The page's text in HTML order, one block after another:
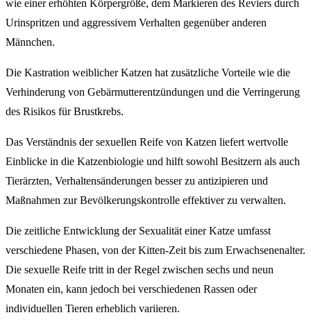
wie einer erhöhten Körpergröße, dem Markieren des Reviers durch
Urinspritzen und aggressivem Verhalten gegenüber anderen
Männchen.
Die Kastration weiblicher Katzen hat zusätzliche Vorteile wie die
Verhinderung von Gebärmutterentzündungen und die Verringerung
des Risikos für Brustkrebs.
Das Verständnis der sexuellen Reife von Katzen liefert wertvolle
Einblicke in die Katzenbiologie und hilft sowohl Besitzern als auch
Tierärzten, Verhaltensänderungen besser zu antizipieren und
Maßnahmen zur Bevölkerungskontrolle effektiver zu verwalten.
Die zeitliche Entwicklung der Sexualität einer Katze umfasst
verschiedene Phasen, von der Kitten-Zeit bis zum Erwachsenenalter.
Die sexuelle Reife tritt in der Regel zwischen sechs und neun
Monaten ein, kann jedoch bei verschiedenen Rassen oder
individuellen Tieren erheblich variieren.